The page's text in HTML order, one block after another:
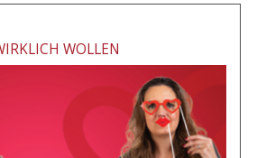
WOLLEN